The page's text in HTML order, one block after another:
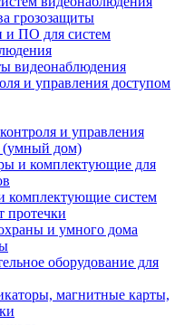
грозозащиты
и ПО для систем
видеонаблюдения
и управления доступом
и управления
(умный дом)
и комплектующие для
комплектующие систем
протечки
и умного дома
оборудование для
магнитные карты,